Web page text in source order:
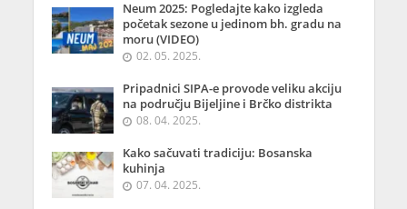
Neum 2025: Pogledajte kako izgleda
početak sezone u jedinom bh. gradu na
moru (VIDEO)
02. 05. 2025.
Pripadnici SIPA-e provode veliku akciju
na području Bijeljine i Brčko distrikta
08. 04. 2025.
Kako sačuvati tradiciju: Bosanska
kuhinja
07. 04. 2025.